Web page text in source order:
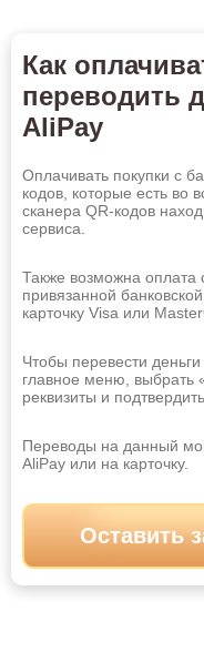
Как
переводить
AliPay
Оплачивать покупки с
кодов, которые есть во
сканера QR-кодов
сервиса.
Также возможна
привязанной
карточку Visa или
Чтобы перевести
главное меню, выбрать
реквизиты и
Переводы на данный
AliPay или на карточку.
Набережные Челны
Нальчик
Нефтеюганск
Нижнекамск
Нижний Тагил
Новомосковск
Новочеркасск
Ноябрьск
Октябрьский